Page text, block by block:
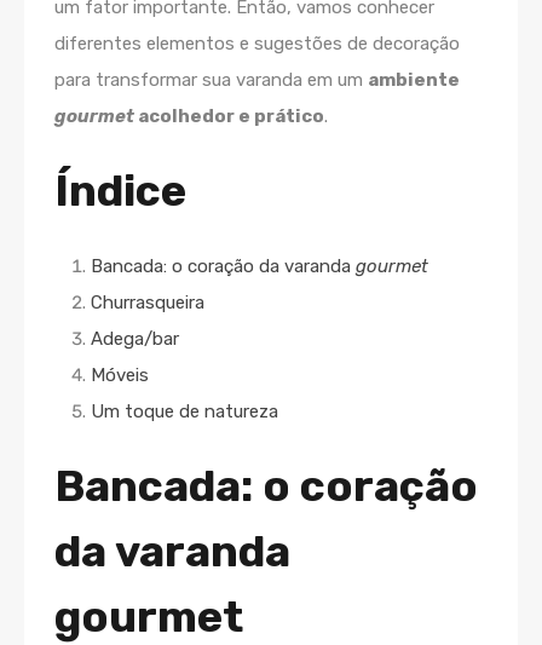
um fator importante. Então, vamos conhecer
diferentes elementos e sugestões de decoração
para transformar sua varanda em um ambiente
gourmet acolhedor e prático.
Índice
Bancada: o coração da varanda gourmet
Churrasqueira
Adega/bar
Móveis
Um toque de natureza
Bancada: o coração
da varanda
gourmet